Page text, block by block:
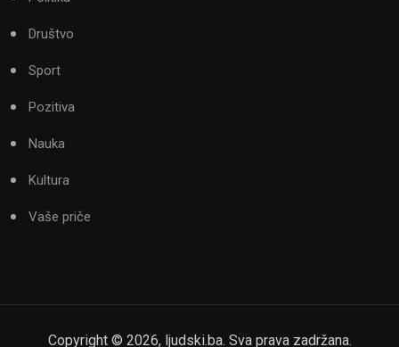
Društvo
Sport
Pozitiva
Nauka
Kultura
Vaše priče
Copyright © 2026, ljudski.ba. Sva prava zadržana.